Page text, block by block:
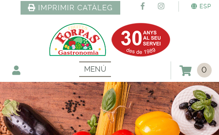
ESP
IMPRIMIR CATÀLEG
MENÚ 0